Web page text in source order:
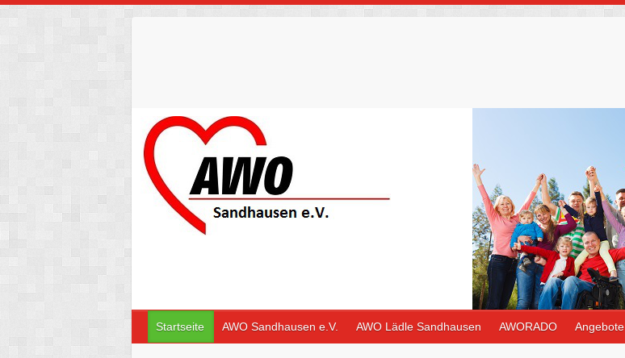
content
Startseite AWO Sandhausen e.V. AWO Lädle Sandhausen AWORADO Angebote